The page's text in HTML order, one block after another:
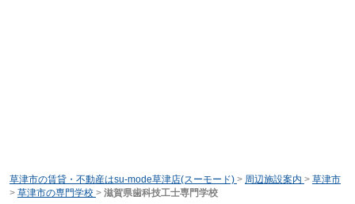
草津市の賃貸・不動産はsu-mode草津店(スーモード) > 周辺施設案内 > 草津市
> 草津市の専門学校 > 滋賀県歯科技工士専門学校